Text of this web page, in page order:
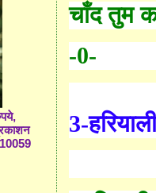
चाँद तुम
-0-
3-